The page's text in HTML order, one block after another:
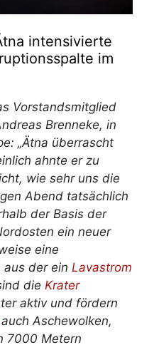
intensivierte
im
Vorstandsmitglied
Brenneke, in
„Ätna überrascht
ahnte er zu
wie sehr uns die
Abend tatsächlich
der Basis der
ein neuer
eine
aus der ein Lavastrom
die Krater
aktiv und fördern
auch Aschewolken,
7000 Metern